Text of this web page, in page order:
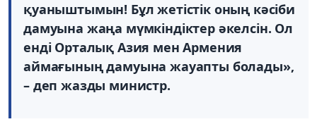
қуаныштымын! Бұл жетістік оның кәсіби
дамуына жаңа мүмкіндіктер әкелсін. Ол
енді Орталық Азия мен Армения
аймағының дамуына жауапты болады»,
– деп жазды министр.